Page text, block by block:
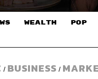
WEALTH POP
/ BUSINESS /